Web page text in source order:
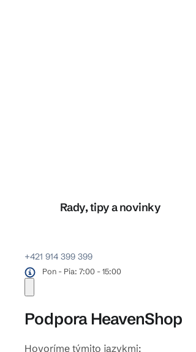
Rady, tipy a novinky
+421 914 399 399
Pon - Pia: 7:00 - 15:00
Podpora HeavenShop
Hovoríme týmito jazykmi: